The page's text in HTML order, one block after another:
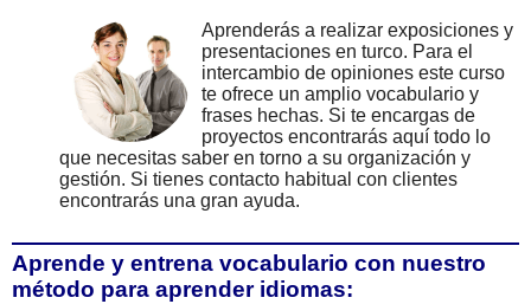
Aprenderás a realizar exposiciones y
presentaciones en turco. Para el
intercambio de opiniones este curso
te ofrece un amplio vocabulario y
frases hechas. Si te encargas de
proyectos encontrarás aquí todo lo
que necesitas saber en torno a su organización y
gestión. Si tienes contacto habitual con clientes
encontrarás una gran ayuda.
Aprende y entrena vocabulario con nuestro
método para aprender idiomas: